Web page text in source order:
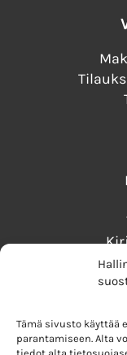
Tämä sivusto käyttää
parantamiseen. Alta